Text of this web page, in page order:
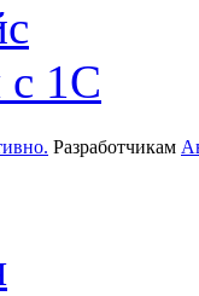
с 1С
Разработчикам